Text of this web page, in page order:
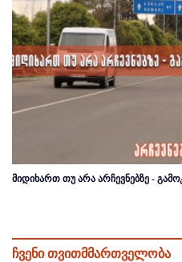
მიდიხართ თუ არა არჩევნებზე -
ჩვენი თვითმმართველობა